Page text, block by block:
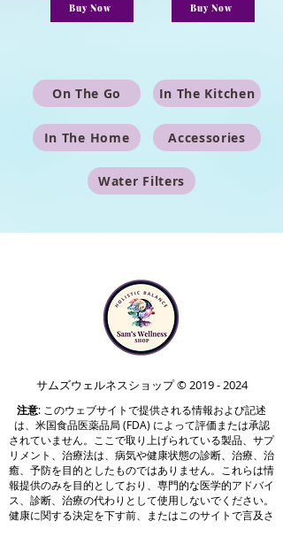
Buy Now Buy Now
On The Go In The Kitchen
In The Home Accessories
Water Filters
サムズウェルネスショップ ©2019 - 2024
注意: このウェブサイトで提供される情報および記述
は、米国食品医薬品局 (FDA) によって評価または承認
されていません。ここで取り上げられている製品、サプ
リメント、治療法は、病気や健康状態の診断、治療、治
癒、予防を目的としたものではありません。これらは情
報提供のみを目的としており、専門的な医学的アドバイ
ス、診断、治療の代わりとして使用しないでください。
健康に関する決定を下す前、またはこのサイトで言及さ